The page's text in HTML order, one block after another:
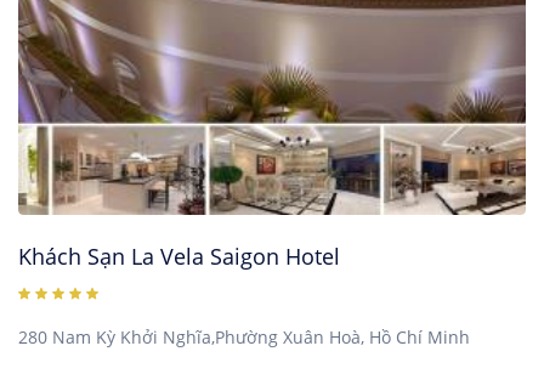
Khách Sạn La Vela Saigon Hotel
280 Nam Kỳ Khởi Nghĩa,Phường Xuân Hoà, Hồ Chí Minh